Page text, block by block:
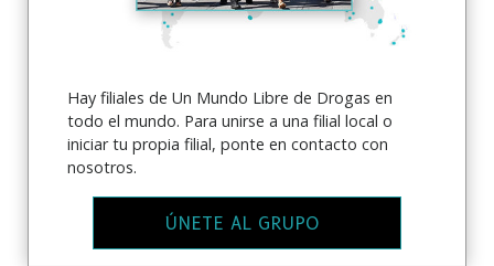
Hay filiales de Un Mundo Libre de Drogas en
todo el mundo. Para unirse a una filial local o
iniciar tu propia filial, ponte en contacto con
nosotros.
ÚNETE AL GRUPO
SUSCRÍBETE PARA RECIBIR
ACTUALIZACIONES Y PARA ENCONTRAR
Suscríbete aNoticias de La Verdad Sobre las
Drogasy recibe nuestras noticias más recientes y
actualizaciones en tu bandeja de entrada.